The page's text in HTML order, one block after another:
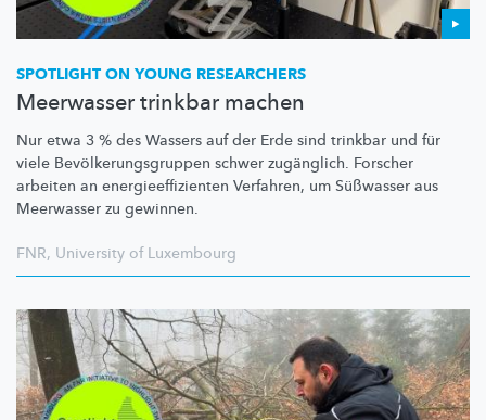
SPOTLIGHT ON YOUNG RESEARCHERS
Meerwasser trinkbar machen
Nur etwa 3 % des Wassers auf der Erde sind trinkbar und für
viele Bevölkerungsgruppen schwer zugänglich. Forscher
arbeiten an energieeffizienten Verfahren, um Süßwasser aus
Meerwasser zu gewinnen.
FNR, University of Luxembourg